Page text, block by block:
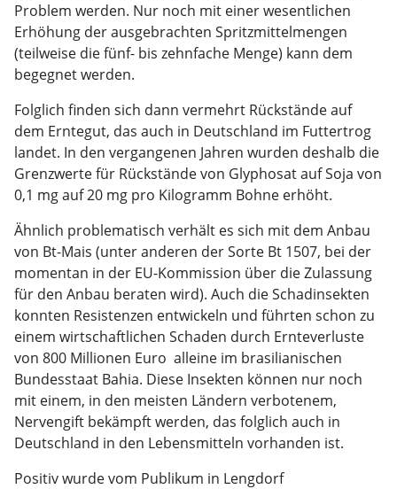
Problem werden. Nur noch mit einer wesentlichen
Erhöhung der ausgebrachten Spritzmittelmengen
(teilweise die fünf- bis zehnfache Menge) kann dem
begegnet werden.
Folglich finden sich dann vermehrt Rückstände auf
dem Erntegut, das auch in Deutschland im Futtertrog
landet. In den vergangenen Jahren wurden deshalb die
Grenzwerte für Rückstände von Glyphosat auf Soja von
0,1 mg auf 20 mg pro Kilogramm Bohne erhöht.
Ähnlich problematisch verhält es sich mit dem Anbau
von Bt-Mais (unter anderen der Sorte Bt 1507, bei der
momentan in der EU-Kommission über die Zulassung
für den Anbau beraten wird). Auch die Schadinsekten
konnten Resistenzen entwickeln und führten schon zu
einem wirtschaftlichen Schaden durch Ernteverluste
von 800 Millionen Euro  alleine im brasilianischen
Bundesstaat Bahia. Diese Insekten können nur noch
mit einem, in den meisten Ländern verbotenem,
Nervengift bekämpft werden, das folglich auch in
Deutschland in den Lebensmitteln vorhanden ist.
Positiv wurde vom Publikum in Lengdorf